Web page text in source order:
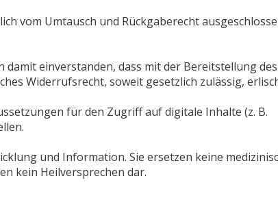
vom Umtausch und Rückgaberecht
einverstanden, dass mit der Bereitstellung
Widerrufsrecht, soweit gesetzlich zulässig,
für den Zugriff auf digitale Inhalte (z. B.
und Information. Sie ersetzen keine
kein Heilversprechen dar.